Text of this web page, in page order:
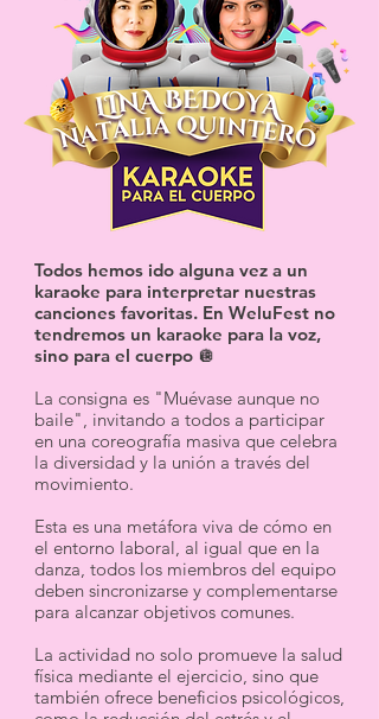
Todos hemos ido alguna vez a un
karaoke para interpretar nuestras
canciones favoritas. En WeluFest no
tendremos un karaoke para la voz,
sino para el cuerpo 🪩
La consigna es "Muévase aunque no
baile", invitando a todos a participar
en una coreografía masiva que celebra
la diversidad y la unión a través del
movimiento.
Esta es una metáfora viva de cómo en
el entorno laboral, al igual que en la
danza, todos los miembros del equipo
deben sincronizarse y complementarse
para alcanzar objetivos comunes.
La actividad no solo promueve la salud
física mediante el ejercicio, sino que
también ofrece beneficios psicológicos,